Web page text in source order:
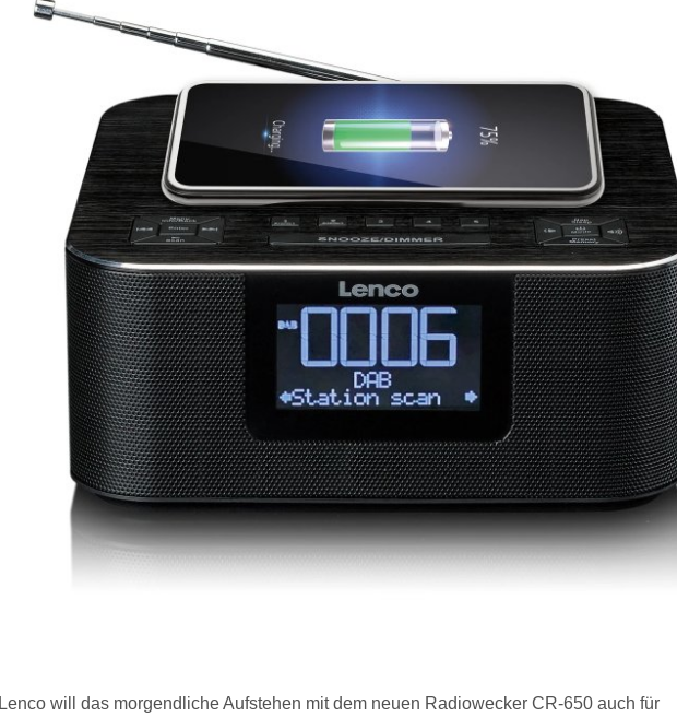
Lenco will das morgendliche Aufstehen mit dem neuen Radiowecker CR-650 auch für